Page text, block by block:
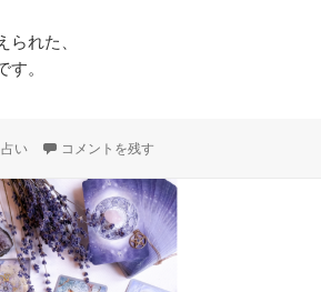
れた、
。
カ
ゴ
リ
ー
占い メチャクチャに当たると評判？？？お笑
コメントを残す